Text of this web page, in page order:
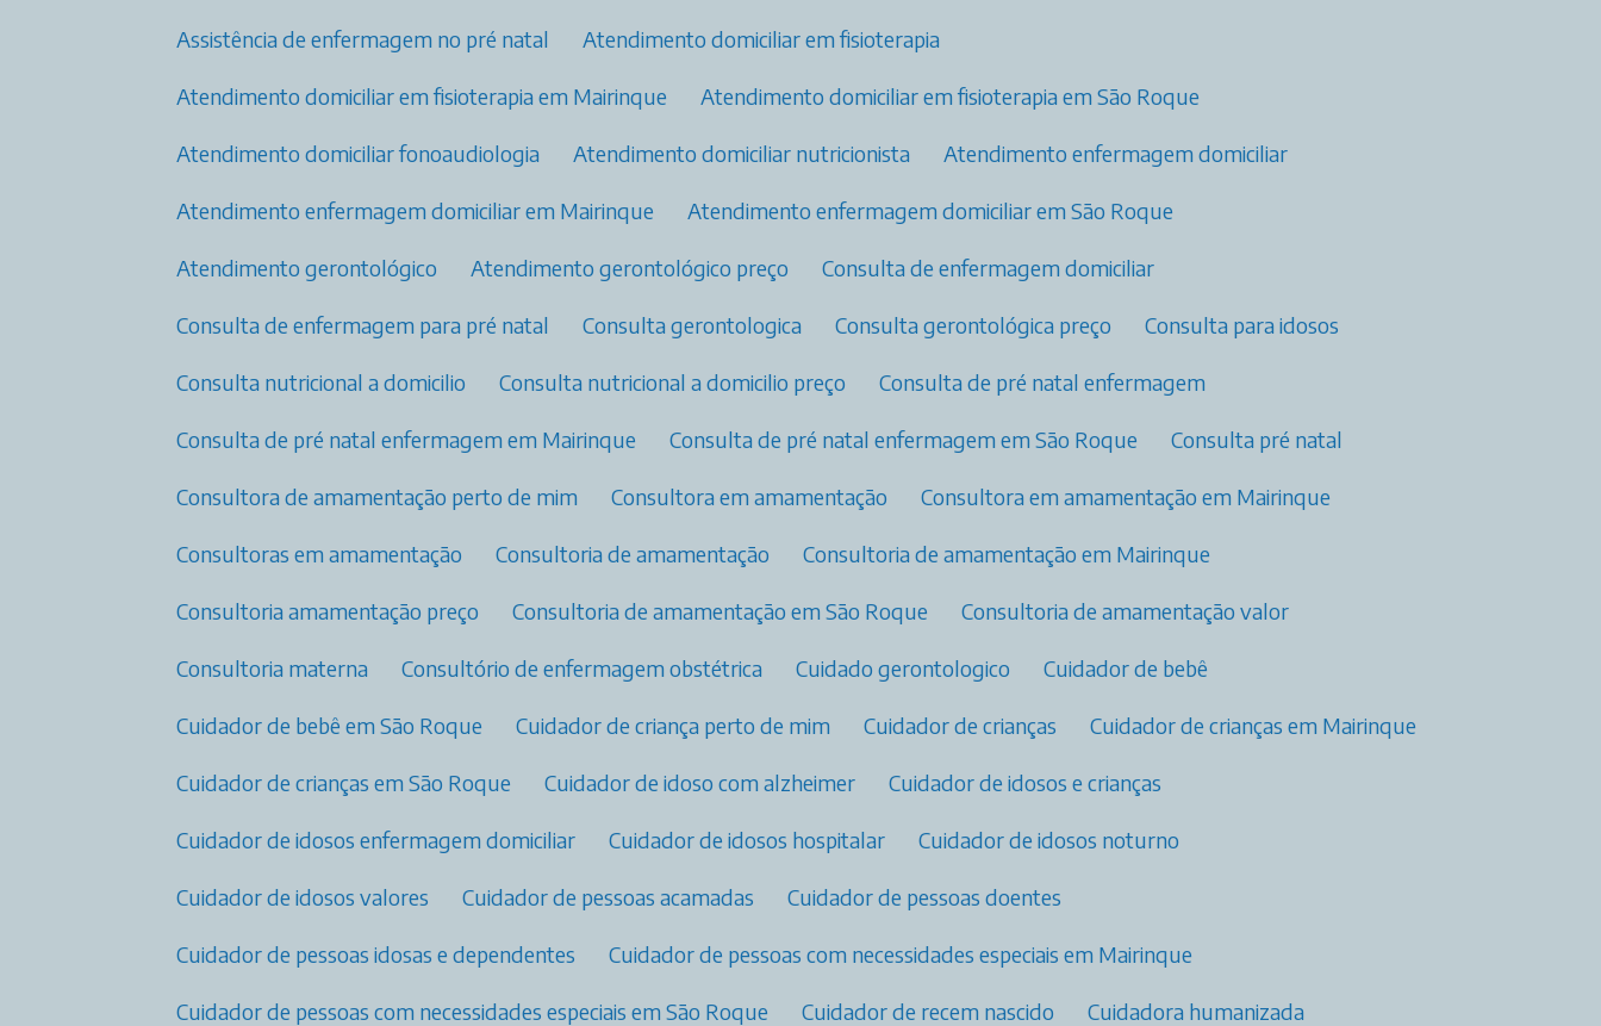
Assistência de enfermagem no pré natal​ Atendimento domiciliar em fisioterapia
Atendimento domiciliar em fisioterapia em Mairinque Atendimento domiciliar em fisioterapia em São Roque
Atendimento domiciliar fonoaudiologia Atendimento domiciliar nutricionista Atendimento enfermagem domiciliar
Atendimento enfermagem domiciliar em Mairinque Atendimento enfermagem domiciliar em São Roque
Atendimento gerontológico Atendimento gerontológico preço Consulta de enfermagem domiciliar
Consulta de enfermagem para pré natal​ Consulta gerontologica Consulta gerontológica preço Consulta para idosos
Consulta nutricional a domicilio Consulta nutricional a domicilio preço Consulta de pré natal enfermagem​
Consulta de pré natal enfermagem​ em Mairinque Consulta de pré natal enfermagem​ em São Roque Consulta pré natal​
Consultora de amamentação perto de mim Consultora em amamentação​ Consultora em amamentação​ em Mairinque
Consultoras em amamentação​ Consultoria de amamentação Consultoria de amamentação em Mairinque
Consultoria amamentação preço Consultoria de amamentação em São Roque Consultoria de amamentação valor
Consultoria materna Consultório de enfermagem obstétrica​ Cuidado gerontologico Cuidador de bebê
Cuidador de bebê em São Roque Cuidador de criança perto de mim Cuidador de crianças Cuidador de crianças em Mairinque
Cuidador de crianças em São Roque Cuidador de idoso com alzheimer Cuidador de idosos e crianças
Cuidador de idosos enfermagem domiciliar Cuidador de idosos hospitalar Cuidador de idosos noturno
Cuidador de idosos valores Cuidador de pessoas acamadas Cuidador de pessoas doentes
Cuidador de pessoas idosas e dependentes Cuidador de pessoas com necessidades especiais em Mairinque
Cuidador de pessoas com necessidades especiais em São Roque Cuidador de recem nascido Cuidadora humanizada